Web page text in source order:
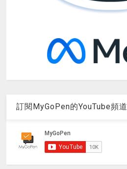
訂閱MyGoPen的YouTube頻道